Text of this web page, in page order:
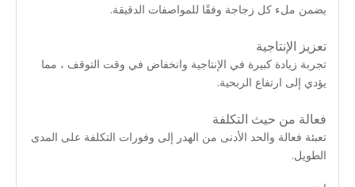
يضمن ملء كل زجاجة وفقًا للمواصفات الدقيقة.
تعزيز الإنتاجية
تجربة زيادة كبيرة في الإنتاجية وانخفاض في وقت التوقف ، مما
يؤدي إلى ارتفاع الربحية.
فعالة من حيث التكلفة
تعبئة فعالة والحد الأدنى من الهدر إلى وفورات التكلفة على المدى
الطويل.